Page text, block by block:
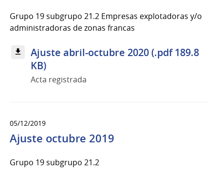
Grupo 19 subgrupo 21.2 Empresas explotadoras y/o
administradoras de zonas francas
Ajuste abril-octubre 2020 (.pdf 189.8
KB)
Acta registrada
05/12/2019
Ajuste octubre 2019
Grupo 19 subgrupo 21.2